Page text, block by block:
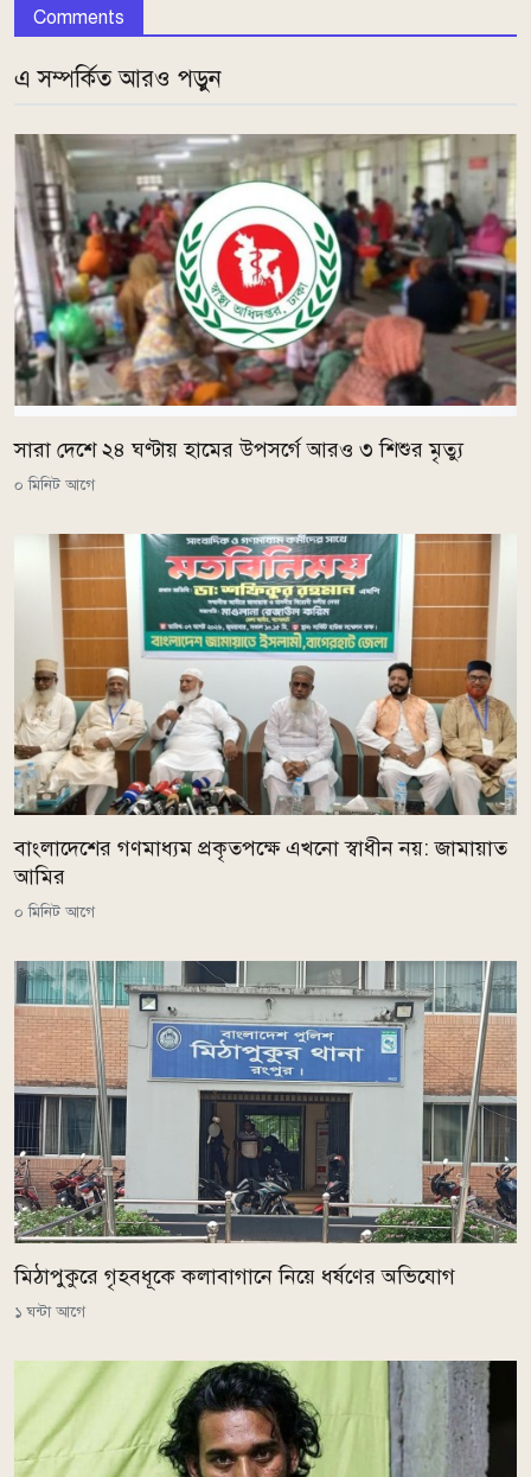
Comments
এ সম্পর্কিত আরও পড়ুন
সারা দেশে ২৪ ঘণ্টায় হামের উপসর্গে আরও ৩ শিশুর মৃত্যু
০ মিনিট আগে
বাংলাদেশের গণমাধ্যম প্রকৃতপক্ষে এখনো স্বাধীন নয়: জামায়াত
আমির
০ মিনিট আগে
মিঠাপুকুরে গৃহবধূকে কলাবাগানে নিয়ে ধর্ষণের অভিযোগ
১ ঘন্টা আগে